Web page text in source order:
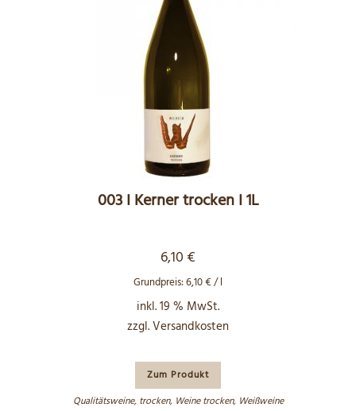
003 I Kerner trocken I 1L
6,10 €
Grundpreis:6,10€/l
inkl. 19 % MwSt.
zzgl.Versandkosten
Zum Produkt
Qualitätsweine, trocken, Weine trocken, Weißweine